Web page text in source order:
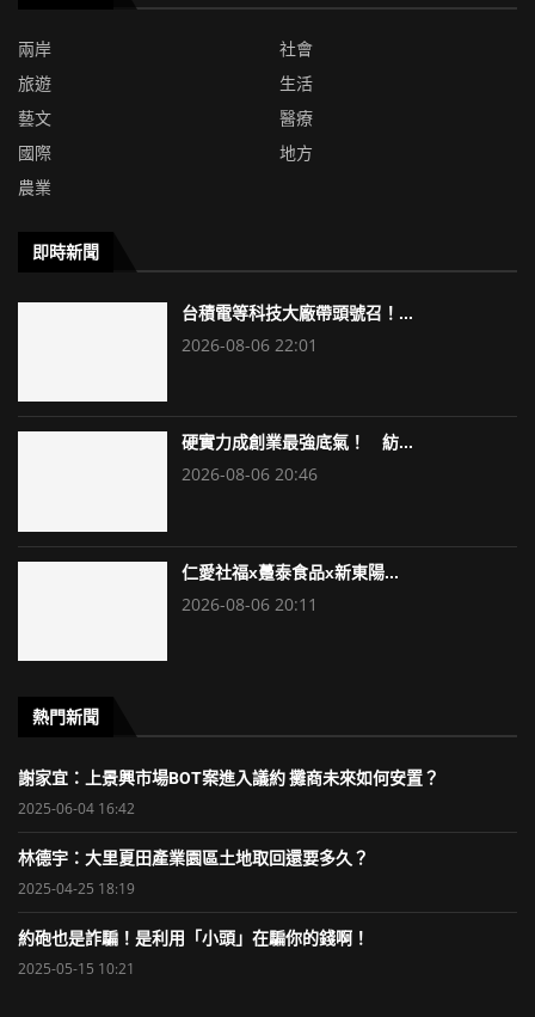
兩岸
社會
旅遊
生活
藝文
醫療
國際
地方
農業
即時新聞
台積電等科技大廠帶頭號召！...
2026-08-06 22:01
硬實力成創業最強底氣！ 紡...
2026-08-06 20:46
仁愛社福x躉泰食品x新東陽...
2026-08-06 20:11
熱門新聞
謝家宜：上景興市場BOT案進入議約 攤商未來如何安置？
2025-06-04 16:42
林德宇：大里夏田產業園區土地取回還要多久？
2025-04-25 18:19
約砲也是詐騙！是利用「小頭」在騙你的錢啊！
2025-05-15 10:21